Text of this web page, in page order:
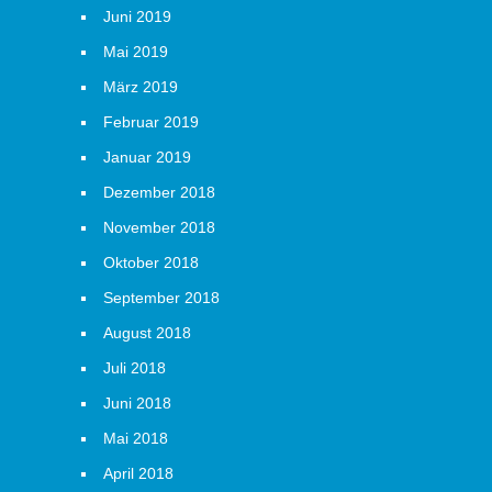
Juni 2019
Mai 2019
März 2019
Februar 2019
Januar 2019
Dezember 2018
November 2018
Oktober 2018
September 2018
August 2018
Juli 2018
Juni 2018
Mai 2018
April 2018